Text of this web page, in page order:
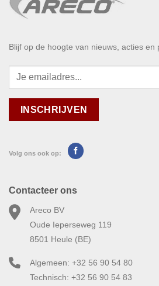
Blijf op de hoogte van nieuws, acties en
Volg ons ook op:
Contacteer ons
Areco BV
Oude Ieperseweg 119
8501 Heule (BE)
Algemeen: +32 56 90 54 80
Technisch: +32 56 90 54 83